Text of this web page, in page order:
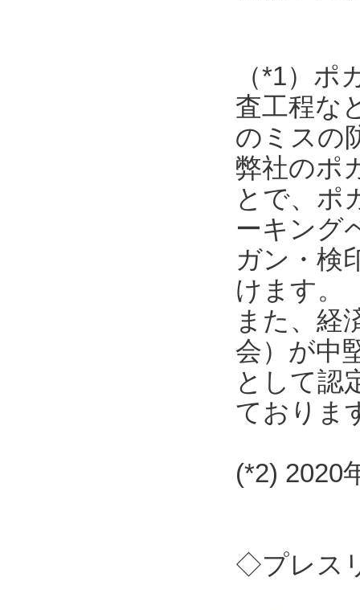
（*1）
査工程な
のミスの
弊社のポ
とで、ポ
ーキング
ガン・検
けます。
また、経
会）が中
として認
ておりま
(*2) 2020
◇プレス